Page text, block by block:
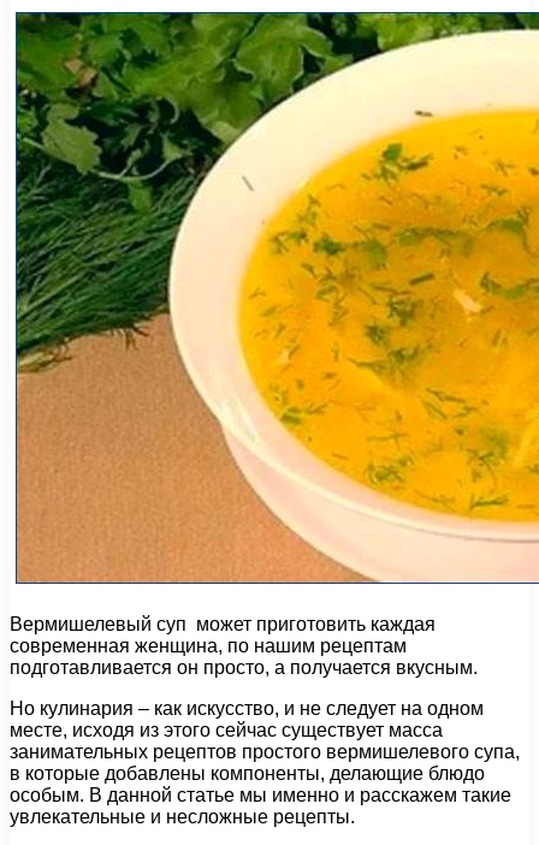
Вермишелевый суп может приготовить каждая
современная женщина, по нашим рецептам
подготавливается он просто, а получается вкусным.
Но кулинария – как искусство, и не следует на одном
месте, исходя из этого сейчас существует масса
занимательных рецептов простого вермишелевого супа,
в которые добавлены компоненты, делающие блюдо
особым. В данной статье мы именно и расскажем такие
увлекательные и несложные рецепты.